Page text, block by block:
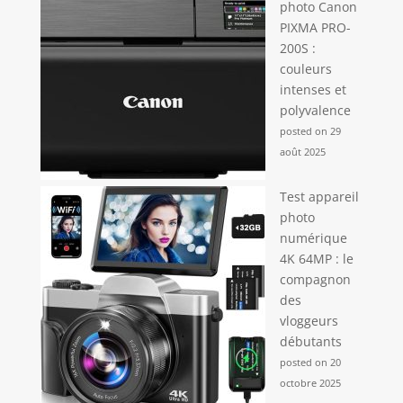
optique : 1.0
multiplicateur_x
Résolution de
capture vidéo :
2880p Stabilisation
d'image : optique
photo Canon
PIXMA PRO-
200S :
couleurs
intenses et
polyvalence
posted on 29
août 2025
Test appareil
photo
numérique
4K 64MP : le
compagnon
des
vloggeurs
débutants
posted on 20
octobre 2025